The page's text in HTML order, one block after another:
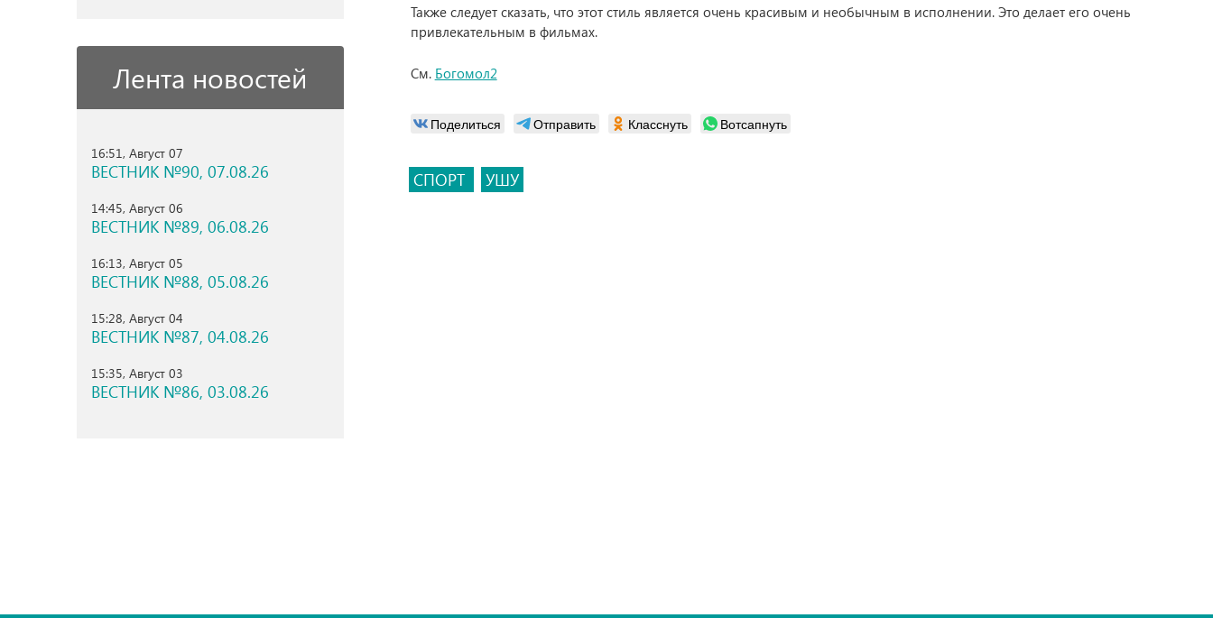
Лента новостей
16:51, Август 07
ВЕСТНИК №90, 07.08.26
14:45, Август 06
ВЕСТНИК №89, 06.08.26
16:13, Август 05
ВЕСТНИК №88, 05.08.26
15:28, Август 04
ВЕСТНИК №87, 04.08.26
15:35, Август 03
ВЕСТНИК №86, 03.08.26
Также следует сказать, что этот стиль является очень красивым и необычным в исполнении. Это делает его очень
привлекательным в фильмах.
См. Богомол2
Поделиться Отправить Класснуть Вотсапнуть
СПОРТ УШУ